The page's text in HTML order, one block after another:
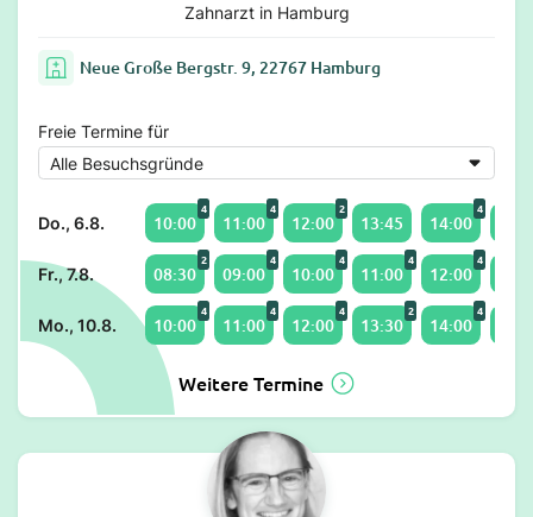
Zahnarzt in Hamburg
Neue Große Bergstr. 9, 22767 Hamburg
Freie Termine für
Do., 6.8. 10:00
4
11:00
4
12:00
2
13:45 14:00
4
Fr., 7.8. 08:30
2
09:00
4
10:00
4
11:00
4
12:00
4
Mo., 10.8. 10:00
4
11:00
4
12:00
4
13:30
2
14:00
4
Weitere Termine